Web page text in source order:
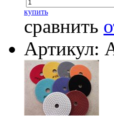
купить
сравнить